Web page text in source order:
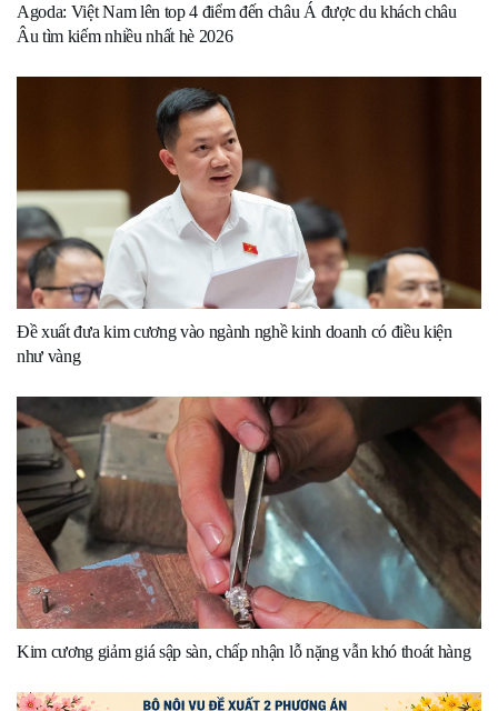
Agoda: Việt Nam lên top 4 điểm đến châu Á được du khách châu
Âu tìm kiếm nhiều nhất hè 2026
Đề xuất đưa kim cương vào ngành nghề kinh doanh có điều kiện
như vàng
Kim cương giảm giá sập sàn, chấp nhận lỗ nặng vẫn khó thoát hàng